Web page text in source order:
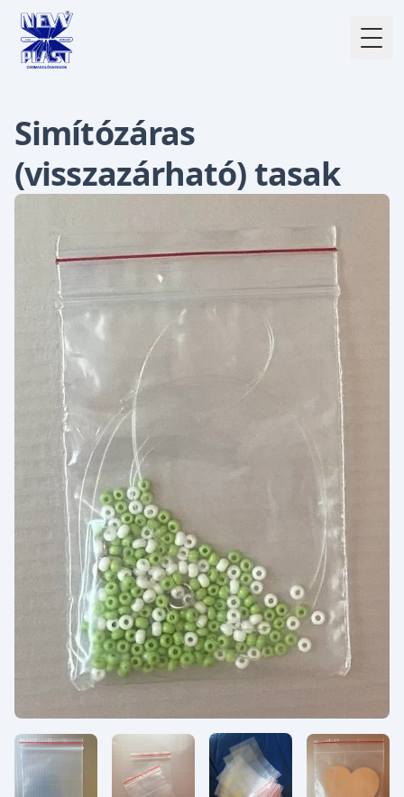
Simítózáras
(visszazárható) tasak